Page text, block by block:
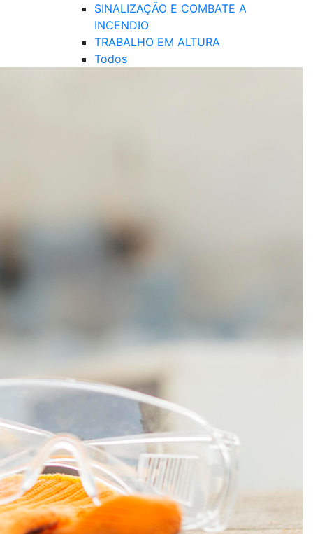
SINALIZAÇÃO E COMBATE A
INCENDIO
TRABALHO EM ALTURA
Todos